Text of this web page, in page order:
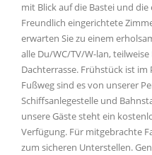
mit Blick auf die Bastei und die
Freundlich eingerichtete
erwarten Sie zu einem
alle Du/WC/TV/W-lan,
Dachterrasse. Frühstück ist
Fußweg sind es von unserer
Schiffsanlegestelle und
unsere Gäste steht ein
Verfügung. Für mitgebrachte
zum sicheren Unterstellen.